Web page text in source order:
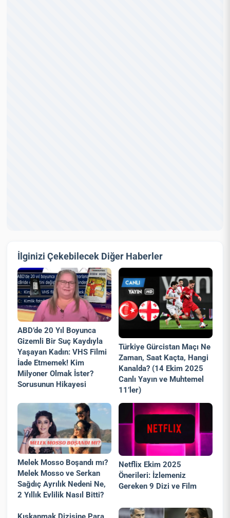
İlginizi Çekebilecek Diğer Haberler
ABD’de 20 Yıl Boyunca
Gizemli Bir Suç Kaydıyla
Yaşayan Kadın: VHS Filmi
İade Etmemek! Kim
Milyoner Olmak İster?
Sorusunun Hikayesi
Türkiye Gürcistan Maçı Ne
Zaman, Saat Kaçta, Hangi
Kanalda? (14 Ekim 2025
Canlı Yayın ve Muhtemel
11’ler)
Melek Mosso Boşandı mı?
Melek Mosso ve Serkan
Sağdıç Ayrılık Nedeni Ne,
2 Yıllık Evlilik Nasıl Bitti?
Netflix Ekim 2025
Önerileri: İzlemeniz
Gereken 9 Dizi ve Film